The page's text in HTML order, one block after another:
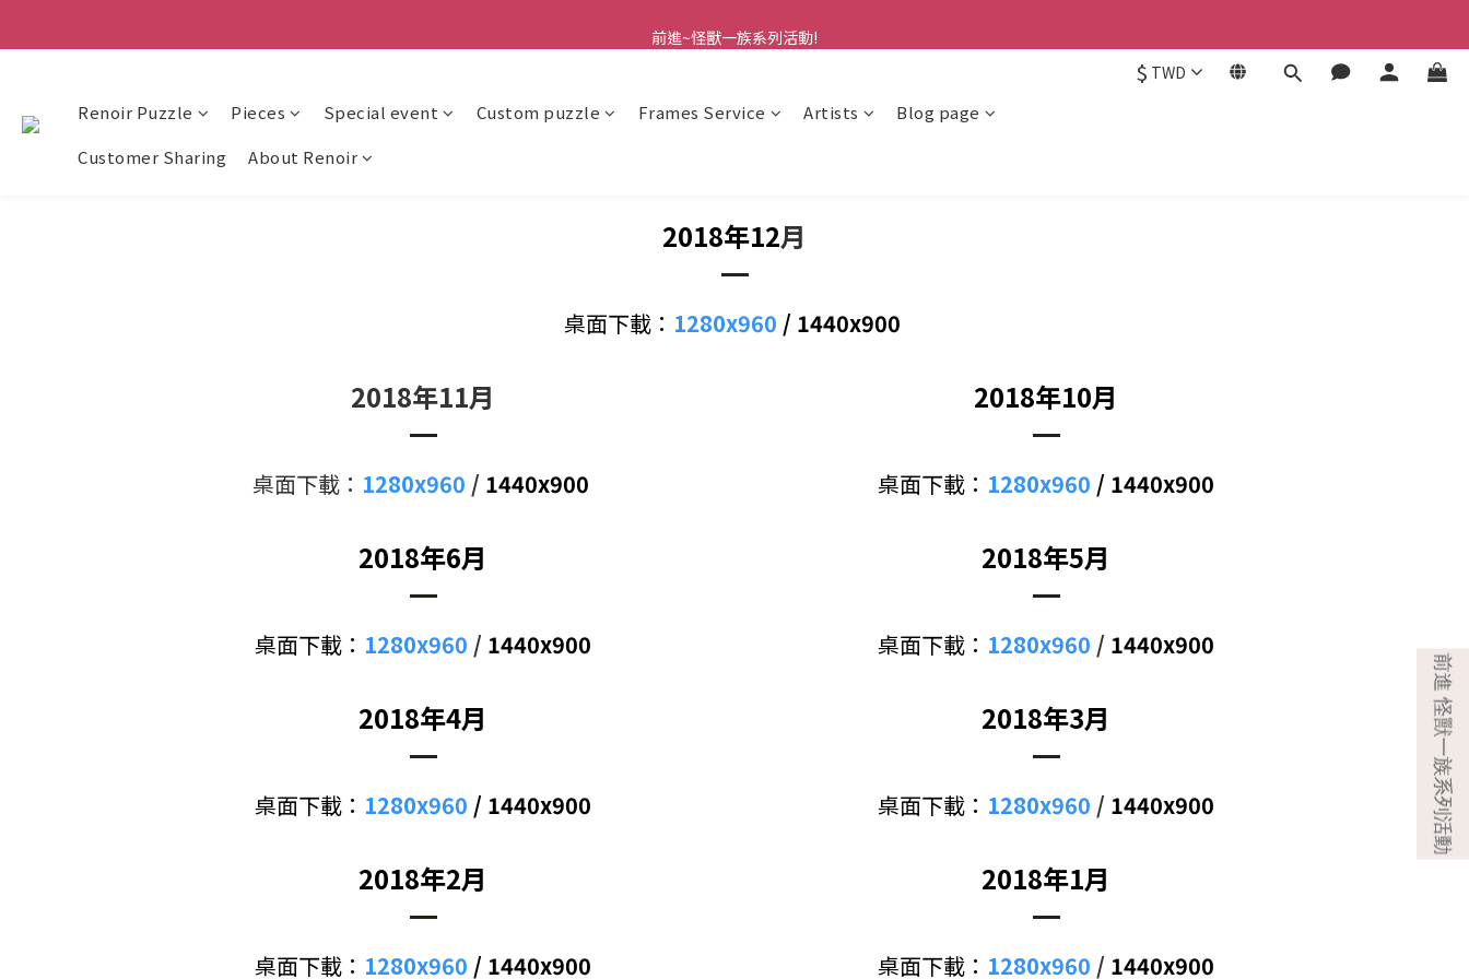
前進~怪獸一族系列活動!
$ TWD
Renoir Puzzle Pieces Special event Custom puzzle Frames Service Artists
Blog page
Customer Sharing
About Renoir
2018年12月
桌面下載： 1280x960 / 1440x900
2018年11月
桌面下載： 1280x960 / 1440x900
2018年10月
桌面下載： 1280x960 / 1440x900
2018年6月
桌面下載： 1280x960 / 1440x900
2018年5月
桌面下載： 1280x960 / 1440x900
2018年4月
桌面下載： 1280x960 / 1440x900
2018年3月
桌面下載： 1280x960 / 1440x900
2018年2月
桌面下載： 1280x960 / 1440x900
2018年1月
桌面下載： 1280x960 / 1440x900